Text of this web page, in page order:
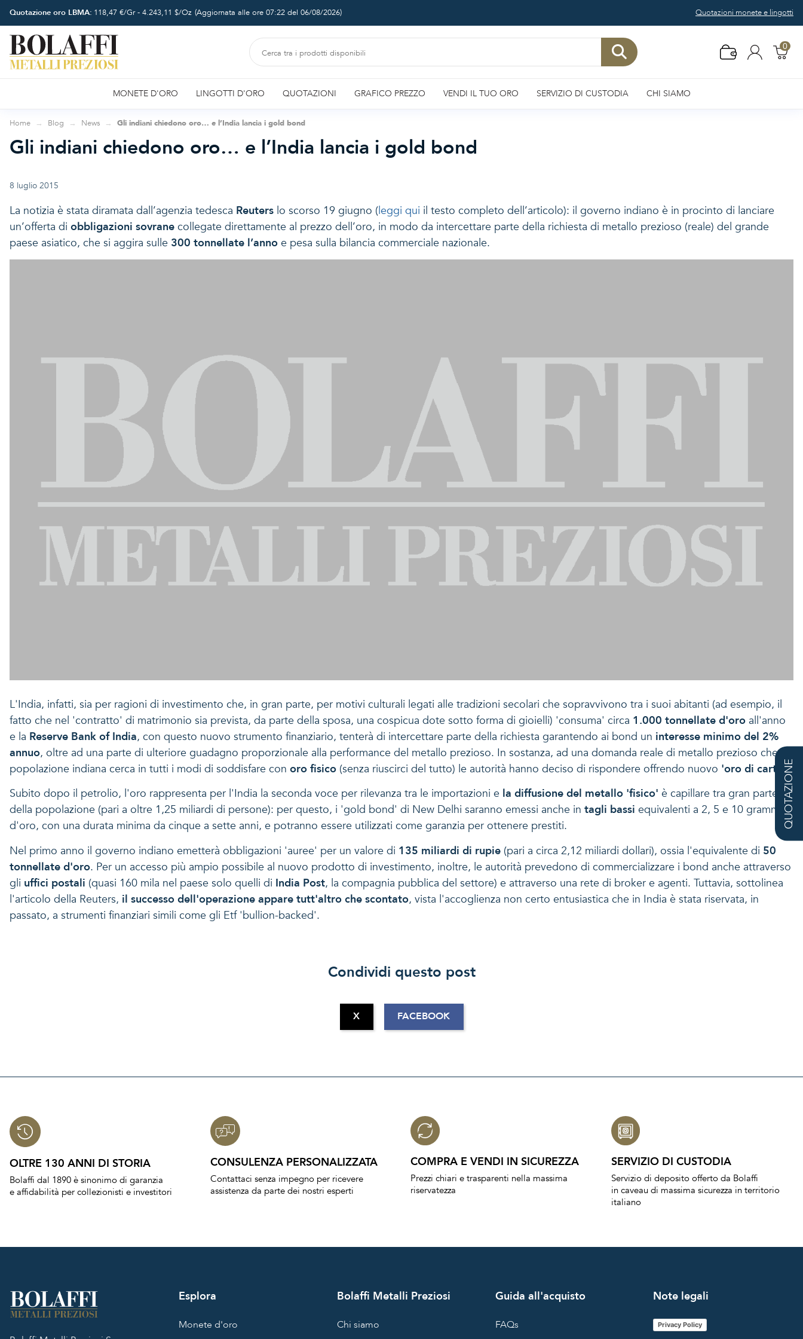
Quotazione oro LBMA: 118,47 €/Gr - 4.243,11 $/Oz (Aggiornata alle ore 07:22 del 06/08/2026) Quotazioni monete e lingotti
0
MONETE D'ORO LINGOTTI D'ORO QUOTAZIONI GRAFICO PREZZO VENDI IL TUO ORO SERVIZIO DI CUSTODIA CHI SIAMO
Home Blog News Gli indiani chiedono oro… e l’India lancia i gold bond
Gli indiani chiedono oro… e l’India lancia i gold bond
8 luglio 2015
La notizia è stata diramata dall’agenzia tedesca Reuters lo scorso 19 giugno (leggi qui il testo completo dell’articolo): il governo indiano è in procinto di lanciare
un’offerta di obbligazioni sovrane collegate direttamente al prezzo dell’oro, in modo da intercettare parte della richiesta di metallo prezioso (reale) del grande
paese asiatico, che si aggira sulle 300 tonnellate l’anno e pesa sulla bilancia commerciale nazionale.
L'India, infatti, sia per ragioni di investimento che, in gran parte, per motivi culturali legati alle tradizioni secolari che sopravvivono tra i suoi abitanti (ad esempio, il
fatto che nel 'contratto' di matrimonio sia prevista, da parte della sposa, una cospicua dote sotto forma di gioielli) 'consuma' circa 1.000 tonnellate d'oro all'anno
e la Reserve Bank of India, con questo nuovo strumento finanziario, tenterà di intercettare parte della richiesta garantendo ai bond un interesse minimo del 2%
annuo, oltre ad una parte di ulteriore guadagno proporzionale alla performance del metallo prezioso. In sostanza, ad una domanda reale di metallo prezioso che la
popolazione indiana cerca in tutti i modi di soddisfare con oro fisico (senza riuscirci del tutto) le autorità hanno deciso di rispondere offrendo nuovo 'oro di carta'.
Subito dopo il petrolio, l'oro rappresenta per l'India la seconda voce per rilevanza tra le importazioni e la diffusione del metallo 'fisico' è capillare tra gran parte
della popolazione (pari a oltre 1,25 miliardi di persone): per questo, i 'gold bond' di New Delhi saranno emessi anche in tagli bassi equivalenti a 2, 5 e 10 grammi
d'oro, con una durata minima da cinque a sette anni, e potranno essere utilizzati come garanzia per ottenere prestiti.
Nel primo anno il governo indiano emetterà obbligazioni 'auree' per un valore di 135 miliardi di rupie (pari a circa 2,12 miliardi dollari), ossia l'equivalente di 50
tonnellate d'oro. Per un accesso più ampio possibile al nuovo prodotto di investimento, inoltre, le autorità prevedono di commercializzare i bond anche attraverso
gli uffici postali (quasi 160 mila nel paese solo quelli di India Post, la compagnia pubblica del settore) e attraverso una rete di broker e agenti. Tuttavia, sottolinea
l'articolo della Reuters, il successo dell'operazione appare tutt'altro che scontato, vista l'accoglienza non certo entusiastica che in India è stata riservata, in
passato, a strumenti finanziari simili come gli Etf 'bullion-backed'.
Condividi questo post
X FACEBOOK
OLTRE 130 ANNI DI STORIA
Bolaffi dal 1890 è sinonimo di garanzia
e affidabilità per collezionisti e investitori
CONSULENZA PERSONALIZZATA
Contattaci senza impegno per ricevere
assistenza da parte dei nostri esperti
COMPRA E VENDI IN SICUREZZA
Prezzi chiari e trasparenti nella massima
riservatezza
SERVIZIO DI CUSTODIA
Servizio di deposito offerto da Bolaffi
in caveau di massima sicurezza in territorio
italiano
QUOTAZIONE
Esplora
Monete d'oro
Bolaffi Metalli Preziosi
Chi siamo
Guida all'acquisto
FAQs
Note legali
Privacy Policy